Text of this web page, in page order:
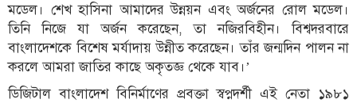
মডেল। শেখ হাসিনা আমাদের উন্নয়ন এবং অর্জনের রোল মডেল।
তিনি নিজে যা অর্জন করেছেন, তা নজিরবিহীন। বিশ্বদরবারে
বাংলাদেশকে বিশেষ মর্যাদায় উন্নীত করেছেন। তাঁর জন্মদিন পালন না
করলে আমরা জাতির কাছে অকৃতজ্ঞ থেকে যাব।’
ডিজিটাল বাংলাদেশ বিনির্মাণের প্রবক্তা স্বপ্নদর্শী এই নেতা ১৯৮১